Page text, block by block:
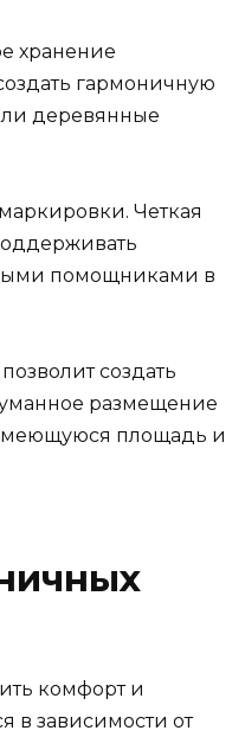
хранение
гармоничную
деревянные
Четкая
помощниками в
создать
размещение
площадь и
комфорт и
в зависимости от